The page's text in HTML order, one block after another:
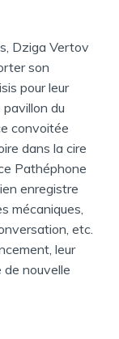
Dziga Vertov
son
pour leur
du
convoitée
dans la cire
Pathéphone
enregistre
mécaniques,
etc.
leur
de nouvelle